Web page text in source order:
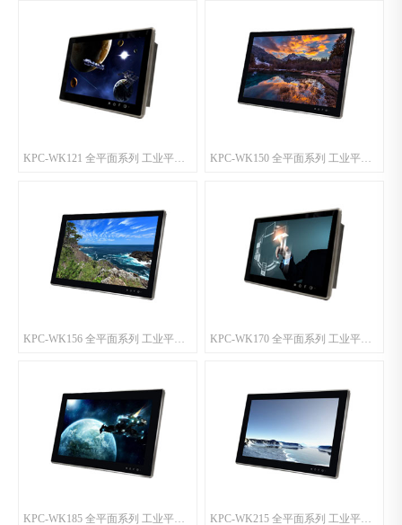
KPC-WK121 全平面系列 工业平板电脑 KPC-WK150 全平面系列 工业平板电脑
KPC-WK185 全平面系列 工业平板电脑 KPC-WK215 全平面系列 工业平板电脑